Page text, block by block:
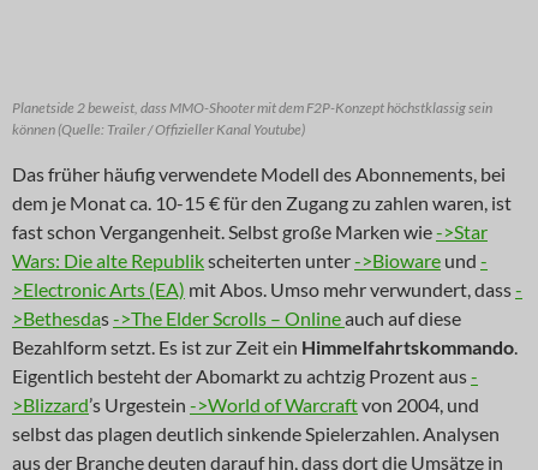
Planetside 2 beweist, dass MMO-Shooter mit dem F2P-Konzept höchstklassig sein
können (Quelle: Trailer / Offizieller Kanal Youtube)
Das früher häufig verwendete Modell des Abonnements, bei
dem je Monat ca. 10-15 € für den Zugang zu zahlen waren, ist
fast schon Vergangenheit. Selbst große Marken wie->Star
Wars: Die alte Republikscheiterten unter->Bioware und -
>Electronic Arts (EA) mit Abos. Umso mehr verwundert, dass-
>Bethesdas->The Elder Scrolls – Onlineauch auf diese
Bezahlform setzt. Es ist zur Zeit ein Himmelfahrtskommando.
Eigentlich besteht der Abomarkt zu achtzig Prozent aus-
>Blizzard’s Urgestein ->World of Warcraftvon 2004, und
selbst das plagen deutlich sinkende Spielerzahlen. Analysen
aus der Branche deuten darauf hin, dass dort die Umsätze in